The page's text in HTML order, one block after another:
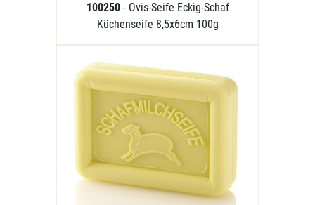
100250 - Ovis-Seife Eckig-Schaf
Küchenseife 8,5x6cm 100g